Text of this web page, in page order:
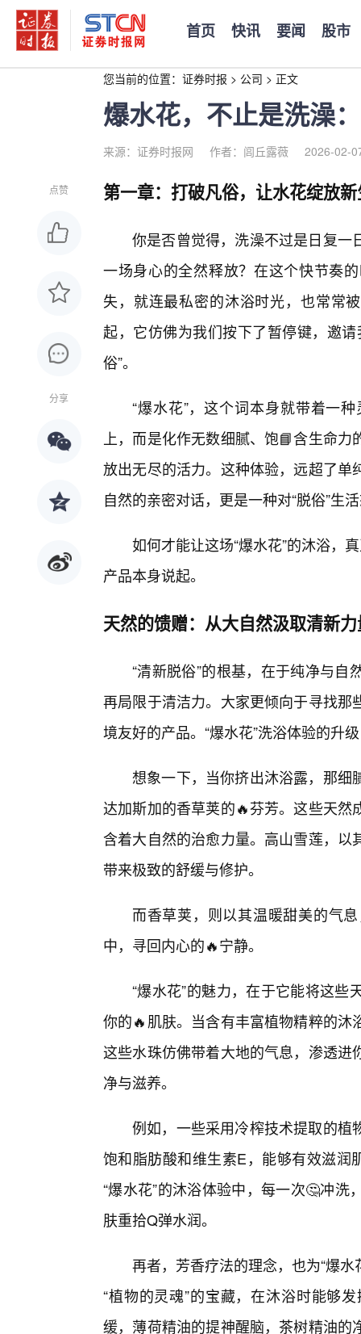
首页 快讯 要闻 股市
您当前的位置： 证券时报 > 公司 > 正文
爆水花，不止是洗澡
来源：证券时报网 作者：闾丘露薇 2026-02-
点赞
分享
第一章：打破凡俗，让水花绽放
你是否曾觉得，洗澡不过是日复一
一场身心的全然释放？在这个快节奏
失，就连最私密的沐浴时光，也常常
起，它仿佛为我们按下了暂停键，邀
俗”。
“爆水花”，这个词本身就带着一
上，而是化作无数细腻、饱📘含生命
放出无尽的活力。这种体验，远超了
自然的亲密对话，更是一种对“脱俗”生
如何才能让这场“爆水花”的沐浴，
产品本身说起。
天然的馈赠：从大自然汲取清新
“清新脱俗”的根基，在于纯净与
再局限于清洁力。大家更倾向于寻找
境友好的产品。“爆水花”洗浴体验的升
想象一下，当你挤出沐浴露，那细
达加斯加的香草荚的🔥芬芳。这些天
含着大自然的治愈力量。高山雪莲，
带来极致的舒缓与修护。
而香草荚，则以其温暖甜美的气
中，寻回内心的🔥宁静。
“爆水花”的魅力，在于它能将这
你的🔥肌肤。当含有丰富植物精粹的
这些水珠仿佛带着大地的气息，渗透
净与滋养。
例如，一些采用冷榨技术提取的植
饱和脂肪酸和维生素E，能够有效滋润
“爆水花”的沐浴体验中，每一次🤔冲
肤重拾Q弹水润。
再者，芳香疗法的理念，也为“爆
“植物的灵魂”的宝藏，在沐浴时能够
缓，薄荷精油的提神醒脑，茶树精油